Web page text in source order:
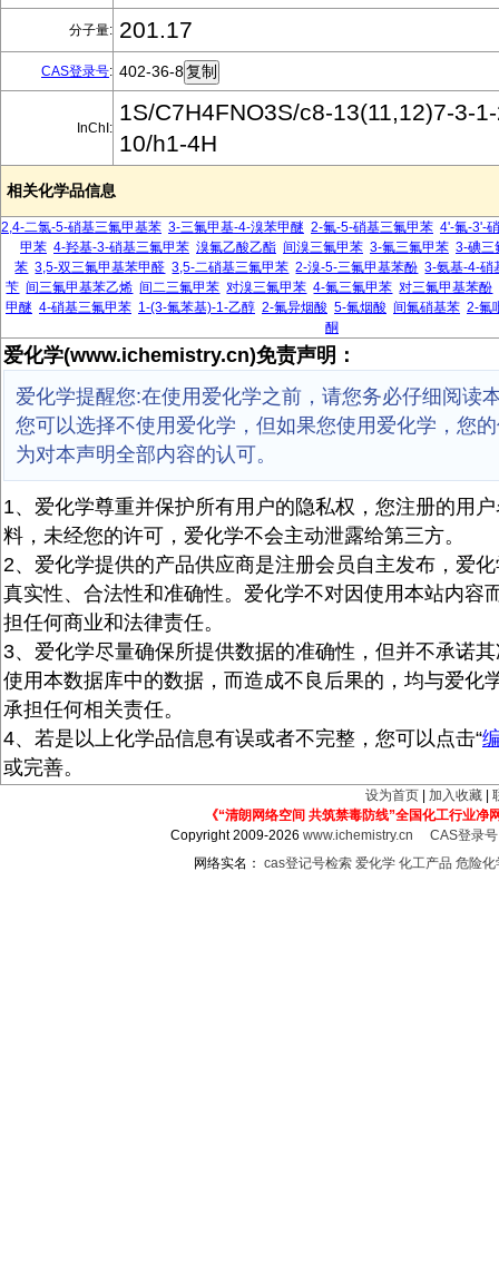
分子量: 201.17
CAS登录号: 402-36-8
InChI:
1S/C7H4FNO3S/c8-13(11,12)7-3-
10/h1-4H
相关化学品信息
2,4-二氯-5-硝基三氟甲基苯 3-三氟甲基-4-溴苯甲醚 2-氟-5-硝基三氟甲苯 4'-氟-3'-
甲苯 4-羟基-3-硝基三氟甲苯 溴氟乙酸乙酯 间溴三氟甲苯 3-氟三氟甲苯 3-碘三
苯 3,5-双三氟甲基苯甲醛 3,5-二硝基三氟甲苯 2-溴-5-三氟甲基苯酚 3-氨基-4-硝
苄 间三氟甲基苯乙烯 间二三氟甲苯 对溴三氟甲苯 4-氟三氟甲苯 对三氟甲基苯酚
甲醚 4-硝基三氟甲苯 1-(3-氟苯基)-1-乙醇 2-氟异烟酸 5-氟烟酸 间氟硝基苯 2-氟
酮
爱化学(www.ichemistry.cn)免责声明：
爱化学提醒您:在使用爱化学之前，请您务必仔细阅读
您可以选择不使用爱化学，但如果您使用爱化学，您
为对本声明全部内容的认可。
1、爱化学尊重并保护所有用户的隐私权，您注册的用
料，未经您的许可，爱化学不会主动泄露给第三方。
2、爱化学提供的产品供应商是注册会员自主发布，爱
真实性、合法性和准确性。爱化学不对因使用本站内容
担任何商业和法律责任。
3、爱化学尽量确保所提供数据的准确性，但并不承诺
使用本数据库中的数据，而造成不良后果的，均与爱化
承担任何相关责任。
4、若是以上化学品信息有误或者不完整，您可以点击“
或完善。
设为首页 加入收藏
《“清朗网络空间 共筑禁毒防线”全国化工行业净
Copyright 2009-2026www.ichemistry.cn
CAS登录
网络实名： cas登记号检索 爱化学 化工产品 危险化